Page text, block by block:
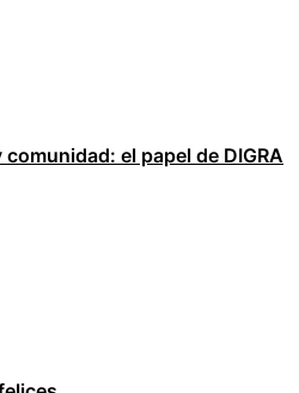
el papel de DIGRA